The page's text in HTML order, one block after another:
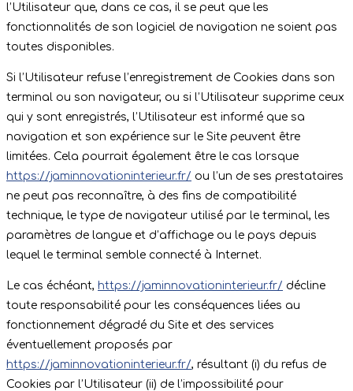
l’Utilisateur que, dans ce cas, il se peut que les
fonctionnalités de son logiciel de navigation ne soient pas
toutes disponibles.
Si l’Utilisateur refuse l’enregistrement de Cookies dans son
terminal ou son navigateur, ou si l’Utilisateur supprime ceux
qui y sont enregistrés, l’Utilisateur est informé que sa
navigation et son expérience sur le Site peuvent être
limitées. Cela pourrait également être le cas lorsque
https://jaminnovationinterieur.fr/ ou l’un de ses prestataires
ne peut pas reconnaître, à des fins de compatibilité
technique, le type de navigateur utilisé par le terminal, les
paramètres de langue et d’affichage ou le pays depuis
lequel le terminal semble connecté à Internet.
Le cas échéant, https://jaminnovationinterieur.fr/ décline
toute responsabilité pour les conséquences liées au
fonctionnement dégradé du Site et des services
éventuellement proposés par
https://jaminnovationinterieur.fr/, résultant (i) du refus de
Cookies par l’Utilisateur (ii) de l’impossibilité pour